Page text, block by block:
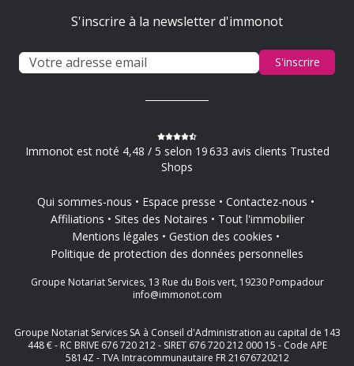
S'inscrire à la newsletter d'immonot
S'inscrire
Immonot est noté 4,48 / 5 selon 19 633 avis clients Trusted
Shops
Qui sommes-nous Espace presse
Contactez-nous
Affiliations
Sites des Notaires
Tout l'immobilier
Mentions légales
Gestion des cookies
Politique de protection des données personnelles
Groupe Notariat Services, 13 Rue du Bois vert, 19230 Pompadour
info@immonot.com
Groupe Notariat Services SA à Conseil d'Administration au capital de 143
448 € - RC BRIVE 676 720 212 - SIRET 676 720 212 000 15 - Code APE
5814Z - TVA Intracommunautaire FR 21676720212